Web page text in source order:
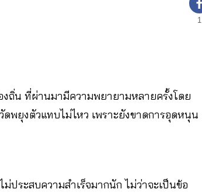
1
ถิ่น ที่ผ่านมามีความพยายามหลายครั้งโดย
พยุงตัวแทบไม่ไหว เพราะยังขาดการอุดหนุน
ประสบความสำเร็จมากนัก ไม่ว่าจะเป็นข้อ